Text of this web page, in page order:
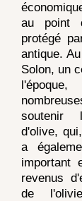
au point
protégé
antique.
Solon, un
soutenir
d'olive,
a
important
revenus
de